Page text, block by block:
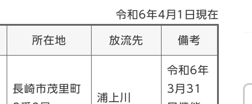
令和6年4月1日現在
所在地 放流先 備考
長崎市茂里町
浦上川
令和6年
3月31